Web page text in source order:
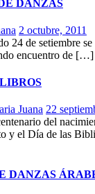
DANZAS
2 octubre, 2011
24 de setiembre
encuentro de […]
Juana 22
del
y el Día de las
DANZAS